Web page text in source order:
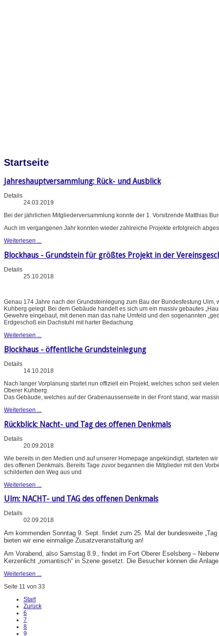
Startseite
Jahreshauptversammlung: Rück- und Ausblick
Details
24.03.2019
Bei der jährlichen Mitgliederversammlung konnte der 1. Vorsitzende Matthias
Auch im vergangenen Jahr konnten wieder zahlreiche Projekte erfolgreich
Weiterlesen ...
Blockhaus - Grundstein für größtes Projekt in der
Details
25.10.2018
Genau 174 Jahre nach der Grundsteinlegung zum Bau der Bundesfestung
Kuhberg gelegt. Bei dem Gebäude handelt es sich um ein massiv gebautes
Gewehre eingebaut, mit denen man das nahe Umfeld und den sogenannten
Erdgeschoß ein Dachstuhl mit harter Bedachung.
Weiterlesen ...
Blockhaus - öffentliche Grundsteinlegung
Details
14.10.2018
Nach langer Vorplanung startet nun offiziell ein Projekt, welches schon seit
Oberer Kuhberg.
Das Gebäude, welches auf der Grabenaussenseite in der Front stand, war
Weiterlesen ...
Rückblick: Nacht- und Tag des offenen Denkmals
Details
20.09.2018
Wie bereits in den Medien und auf unserer Homepage angekündigt, starteten
des offenen Denkmals. Bereits Tage zuvor begannen die Mitglieder mit den
schilderten den Weg aus und
Weiterlesen ...
Ulm: NACHT- und TAG des offenen Denkmals
Details
02.09.2018
Am kommenden Sonntag 9. Sept. findet zum 25. Mal der bundesweite
bieten wir eine einmalige Zusatzveranstaltung an!
Am Vorabend, also Samstag 8.9., findet im Fort Oberer Eselsberg –
Kerzenlicht „romantisch“ in Szene gesetzt. Die Besucher können die Anlage
Weiterlesen ...
Seite 11 von 33
Start
Zurück
6
7
8
9